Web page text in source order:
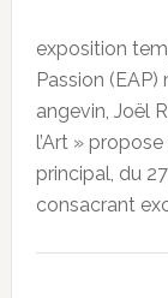
exposition
Passion (EAP)
angevin, Joël
l’Art »
principal, du
consacrant